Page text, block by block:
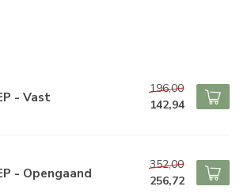
- Vast
196,00
142,94
- Opengaand
352,00
256,72